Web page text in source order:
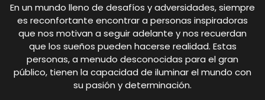
En un mundo lleno de desafíos y adversidades, siempre
es reconfortante encontrar a personas inspiradoras
que nos motivan a seguir adelante y nos recuerdan
que los sueños pueden hacerse realidad. Estas
personas, a menudo desconocidas para el gran
público, tienen la capacidad de iluminar el mundo con
su pasión y determinación.